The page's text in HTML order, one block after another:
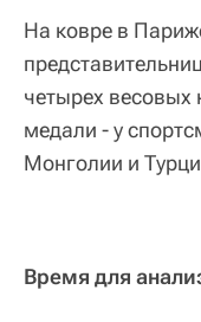
На ковре в
четырех весовых
медали - у
Монголии и
Время для